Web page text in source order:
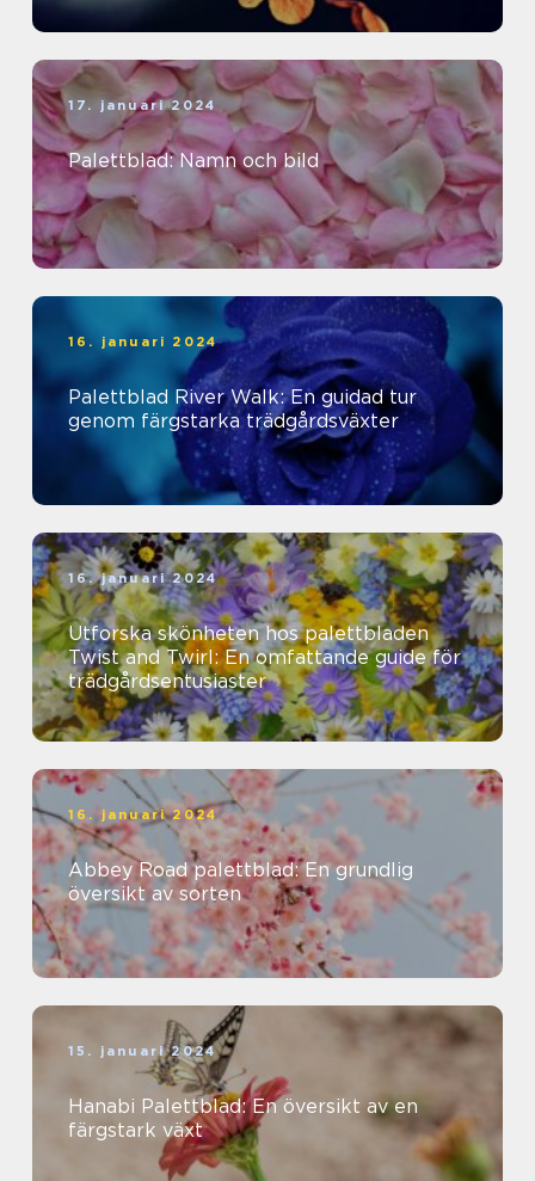
17. januari 2024
Palettblad: Namn och bild
16. januari 2024
Palettblad River Walk: En guidad tur
genom färgstarka trädgårdsväxter
16. januari 2024
Utforska skönheten hos palettbladen
Twist and Twirl: En omfattande guide för
trädgårdsentusiaster
16. januari 2024
Abbey Road palettblad: En grundlig
översikt av sorten
15. januari 2024
Hanabi Palettblad: En översikt av en
färgstark växt